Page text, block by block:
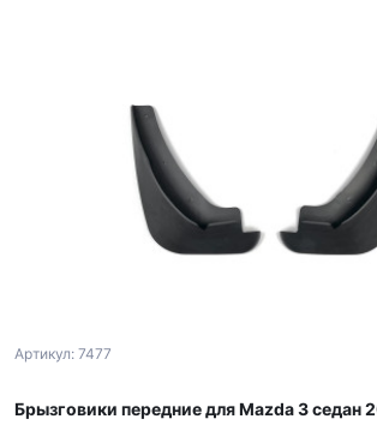
Артикул: 7477
Брызговики передние для Mazda 3 седан